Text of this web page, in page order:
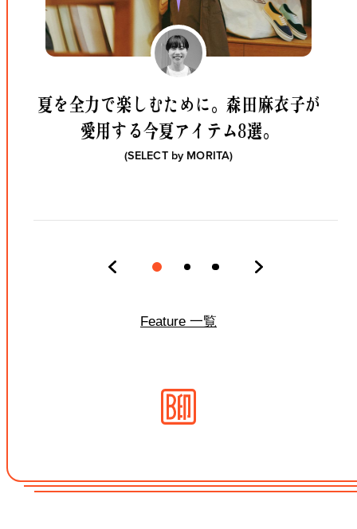
夏を全力で楽しむために。 森田麻衣子が
愛用する今夏アイテム8選。
(SELECT by MORITA)
Feature 一覧